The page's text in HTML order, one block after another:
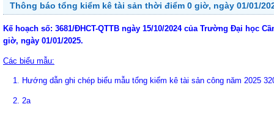
Thông báo tổng kiểm kê tài sản thời điểm 0 giờ, ngày 01/01/
Kế hoạch số: 3681/ĐHCT-QTTB ngày 15/10/2024 của Trường Đại học
giờ, ngày 01/01/2025.
Các biểu mẫu:
1. Hướng dẫn ghi chép biểu mẫu tổng kiểm kê tài sản công năm 2025
2. 2a